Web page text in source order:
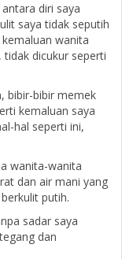
diri saya
saya tidak seputih
wanita
dicukur seperti
bibir-bibir memek
kemaluan saya
hal seperti ini,
wanita-wanita
dan air mani yang
putih.
sadar saya
dan